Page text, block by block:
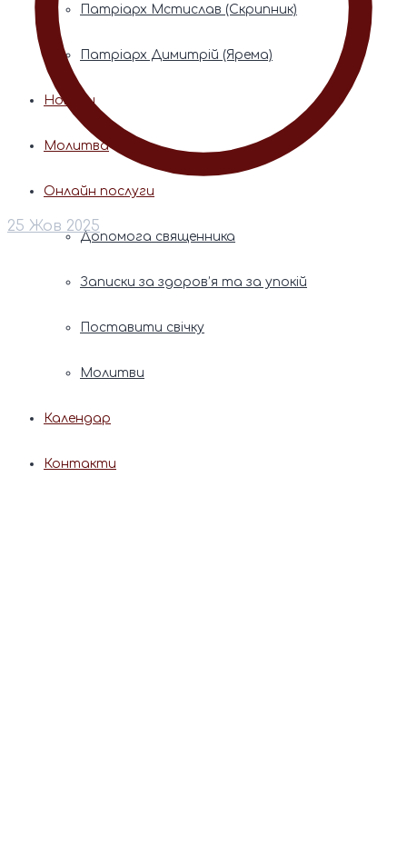
Патріарх Мстислав (Скрипник)
Патріарх Димитрій (Ярема)
Новини
Молитва
Онлайн послуги
Допомога священника
Записки за здоров’я та за упокій
Поставити свічку
Молитви
Календар
Контакти
25 Жов 2025